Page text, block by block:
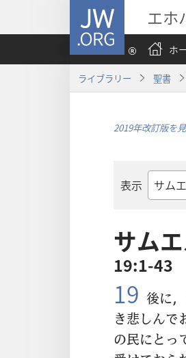
JW.ORG エホ
ホ
ライブラリー 聖書
2019年改訂版を
表示
聖
の
書
名
サム
19:1-43
19 後に
き悲しんで
の民にとっ